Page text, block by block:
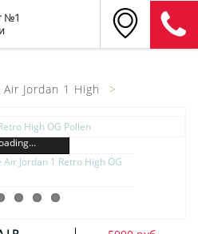
№1
Air Jordan 1 High